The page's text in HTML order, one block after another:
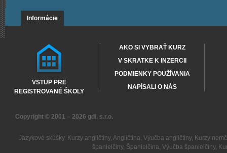
Informácie
VSTUP PRE
REGISTROVANÉ ŠKOLY
AKO SI VYBRAŤ KURZ
V SKRATKE K INZERCII
PODMIENKY POUŽÍVANIA
NAPÍSALI O NÁS
Copyright © 2001 – 2026 gdi, s.r.o.
Jazykové skúšky, Kurzy angličtiny, Angličtina, Výučba angličtiny, Kurzy
španielčiny, Španielčina, Výučba španielčiny,